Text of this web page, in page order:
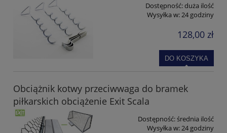
Dostępność:duża ilość
Wysyłka w:24 godziny
128,00 zł
DO KOSZYKA
Obciążnik kotwy przeciwwaga do bramek
piłkarskich obciążenie Exit Scala
Dostępność:średnia ilość
Wysyłka w:24 godziny